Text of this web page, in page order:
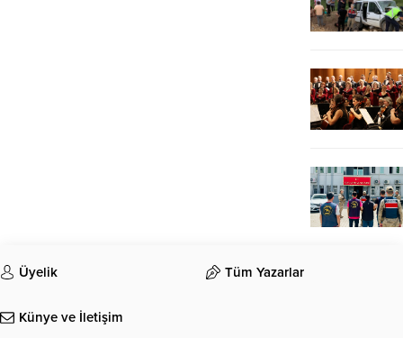
Üyelik Tüm Yazarlar
Künye ve İletişim